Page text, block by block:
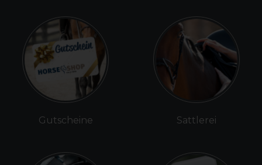
Gutscheine Sattlerei